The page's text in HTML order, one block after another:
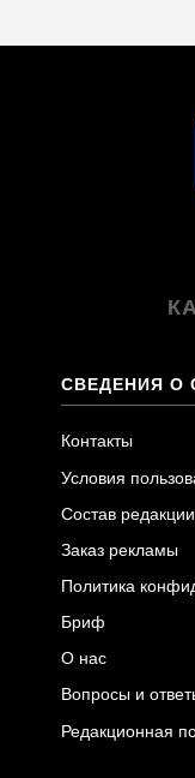
СВЕДЕНИЯ О
Контакты
Условия
Состав редакции
Заказ рекламы
Политика
Бриф
О нас
Вопросы и
Редакционная